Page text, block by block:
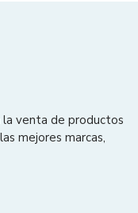
la venta de productos
mejores marcas,